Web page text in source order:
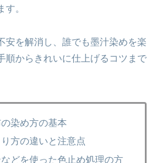
。
安を解消し、誰でも墨汁染めを楽
順からきれいに仕上げるコツまで
染め方の基本
方の違いと注意点
どを使った色止め処理の方